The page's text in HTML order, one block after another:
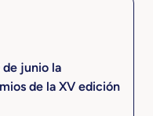
de junio la
de la XV edición